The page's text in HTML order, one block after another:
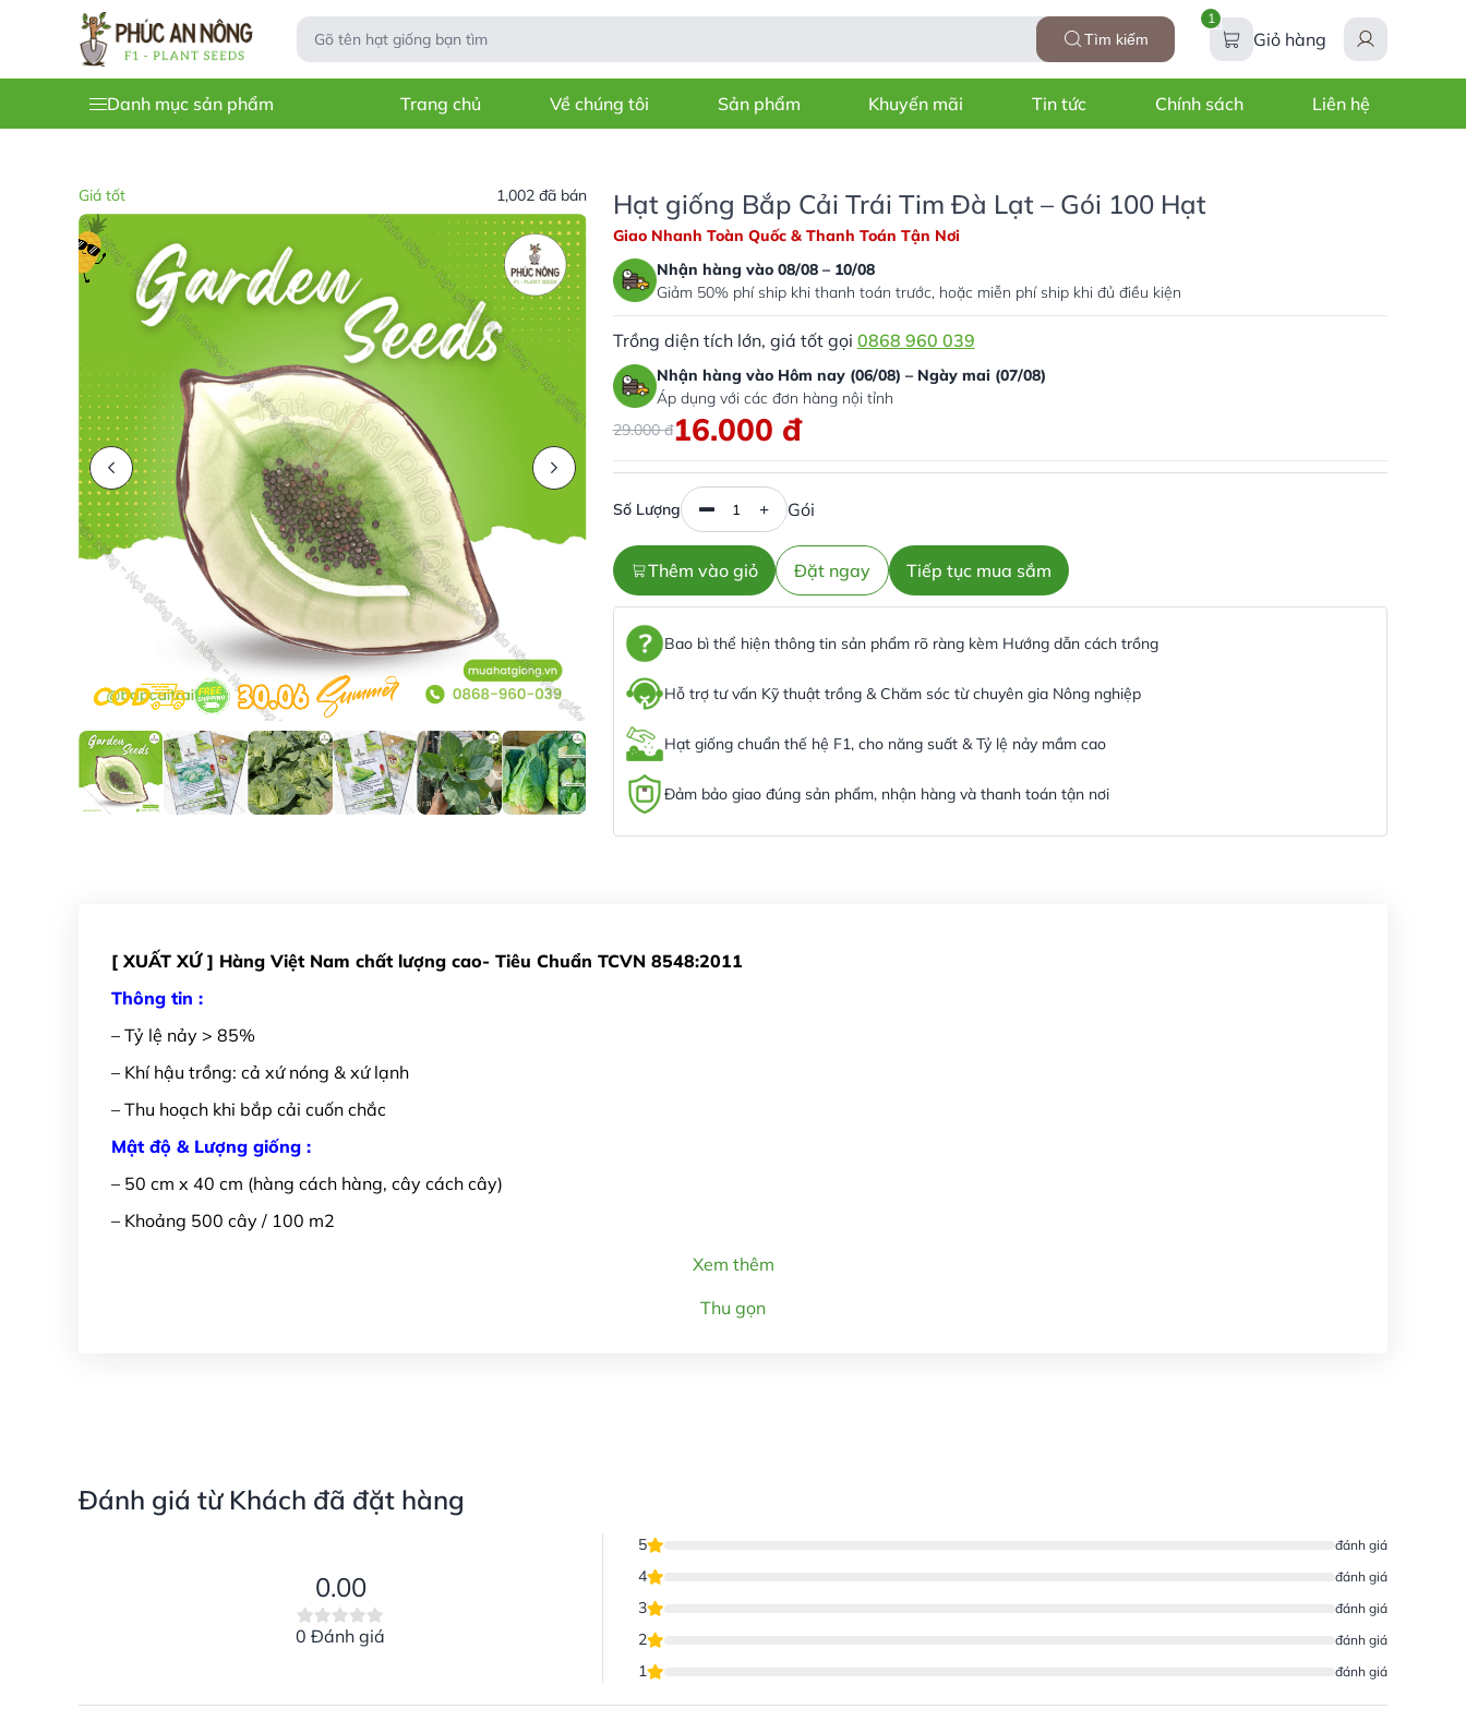
Tìm kiếm
1
Giỏ hàng
Danh mục sản phẩm Trang chủ Về chúng tôi Sản phẩm Khuyến mãi Tin tức Chính sách Liên hệ
Giá tốt 1,002 đã bán Hạt giống Bắp Cải Trái Tim Đà Lạt – Gói 100 Hạt
Giao Nhanh Toàn Quốc & Thanh Toán Tận Nơi
Nhận hàng vào 08/08 – 10/08
Giảm 50% phí ship khi thanh toán trước, hoặc miễn phí ship khi đủ điều kiện
Trồng diện tích lớn, giá tốt gọi 0868 960 039
Nhận hàng vào Hôm nay (06/08) – Ngày mai (07/08)
Áp dụng với các đơn hàng nội tỉnh
29.000đ16.000 đ
Số Lượng Gói
Thêm vào giỏ Đặt ngay Tiếp tục mua sắm
Bao bì thể hiện thông tin sản phẩm rõ ràng kèm Hướng dẫn cách trồng
Hỗ trợ tư vấn Kỹ thuật trồng & Chăm sóc từ chuyên gia Nông nghiệp
Hạt giống chuẩn thế hệ F1, cho năng suất & Tỷ lệ nảy mầm cao
Đảm bảo giao đúng sản phẩm, nhận hàng và thanh toán tận nơi
[ XUẤT XỨ ] Hàng Việt Nam chất lượng cao- Tiêu Chuẩn TCVN 8548:2011
Thông tin :
– Tỷ lệ nảy > 85%
– Khí hậu trồng: cả xứ nóng & xứ lạnh
– Thu hoạch khi bắp cải cuốn chắc
Mật độ & Lượng giống :
– 50 cm x 40 cm (hàng cách hàng, cây cách cây)
– Khoảng 500 cây / 100 m2
Xem thêm
Thu gọn
Đánh giá từ Khách đã đặt hàng
0.00
0 Đánh giá
5 đánh giá
4 đánh giá
3 đánh giá
2 đánh giá
1 đánh giá